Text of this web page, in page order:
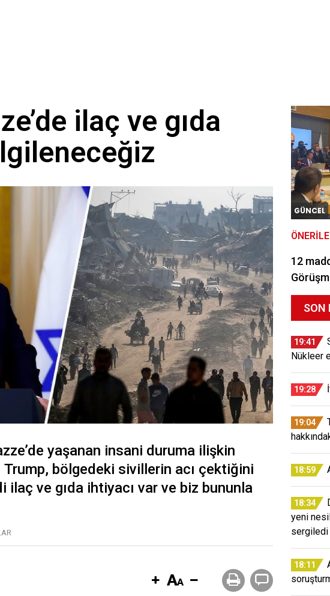
ilaç ve gıda
yaşanan insani duruma ilişkin
Trump, bölgedeki sivillerin acı çektiğini
ilaç ve gıda ihtiyacı var ve biz bununla
GÜNCEL
12
SON
19:41
Nükleer
19:28
19:04
18:59
18:34
yeni
sergiledi
18:11